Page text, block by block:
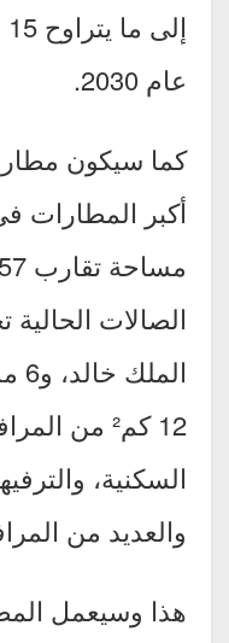
عام 2030.
كما سيكون
أكبر المطارات
الصالات
12 كم² من
السكنية،
والعديد من
هذا وسيعمل